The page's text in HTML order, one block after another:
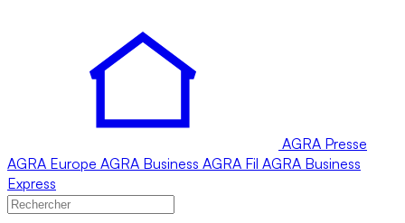
AGRA Presse
AGRA Europe AGRA Business AGRA Fil AGRA Business
Express